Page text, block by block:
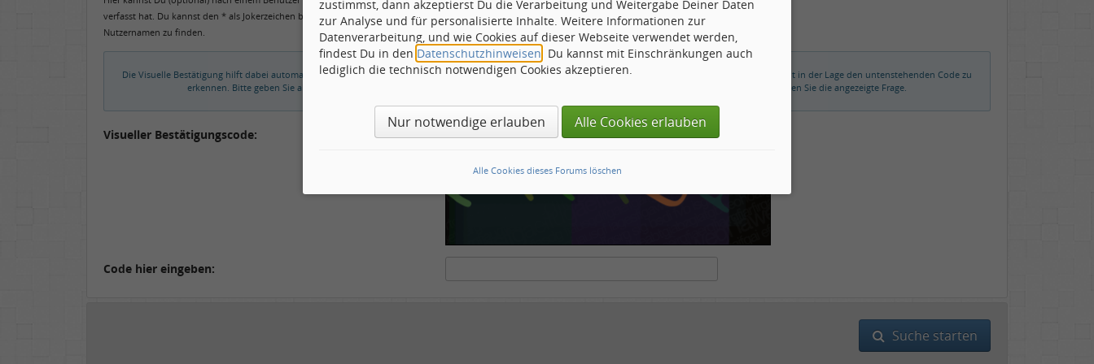
verfasst hat. Du kannst den * als Jokerzeichen benutzen, um ähnliche
Nutzernamen zu finden.
Die Visuelle Bestätigung hilft dabei automatische Spambots und Scripte von den Diensten dieses Forums abzuhalten. Derartige Scripte sind normalerweise nicht in der Lage den untenstehenden Code zu
erkennen. Bitte geben Sie also in das untenstehende Feld die Buchstaben und Zahlen ein, die Sie in dem Bild erkennen können oder beantworten Sie die angezeigte Frage.
Visueller Bestätigungscode:
Code hier eingeben:
Suche starten
zustimmst, dann akzeptierst Du die Verarbeitung und Weitergabe Deiner Daten
zur Analyse und für personalisierte Inhalte. Weitere Informationen zur
Datenverarbeitung, und wie Cookies auf dieser Webseite verwendet werden,
findest Du in den Datenschutzhinweisen . Du kannst mit Einschränkungen auch
lediglich die technisch notwendigen Cookies akzeptieren.
Nur notwendige erlauben Alle Cookies erlauben
Alle Cookies dieses Forums löschen